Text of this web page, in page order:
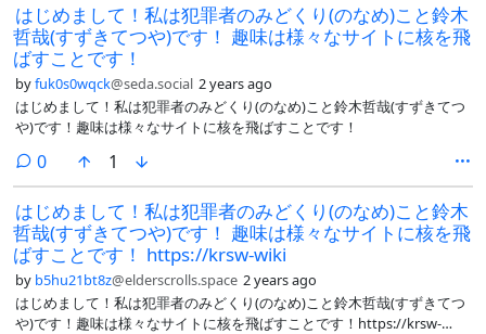
はじめまして！私は犯罪者のみどくり(のなめ)こと鈴木
哲哉(すずきてつや)です！ 趣味は様々なサイトに核を飛
ばすことです！
byfuk0s0wqck@seda.social 2 years ago
はじめまして！私は犯罪者のみどくり(のなめ)こと鈴木哲哉(すずきてつ
や)です！趣味は様々なサイトに核を飛ばすことです！
0comments
1
はじめまして！私は犯罪者のみどくり(のなめ)こと鈴木
哲哉(すずきてつや)です！ 趣味は様々なサイトに核を飛
ばすことです！ https://krsw-wiki
by b5hu21bt8z@elderscrolls.space 2 years ago
はじめまして！私は犯罪者のみどくり(のなめ)こと鈴木哲哉(すずきてつ
や)です！趣味は様々なサイトに核を飛ばすことです！https://krsw-